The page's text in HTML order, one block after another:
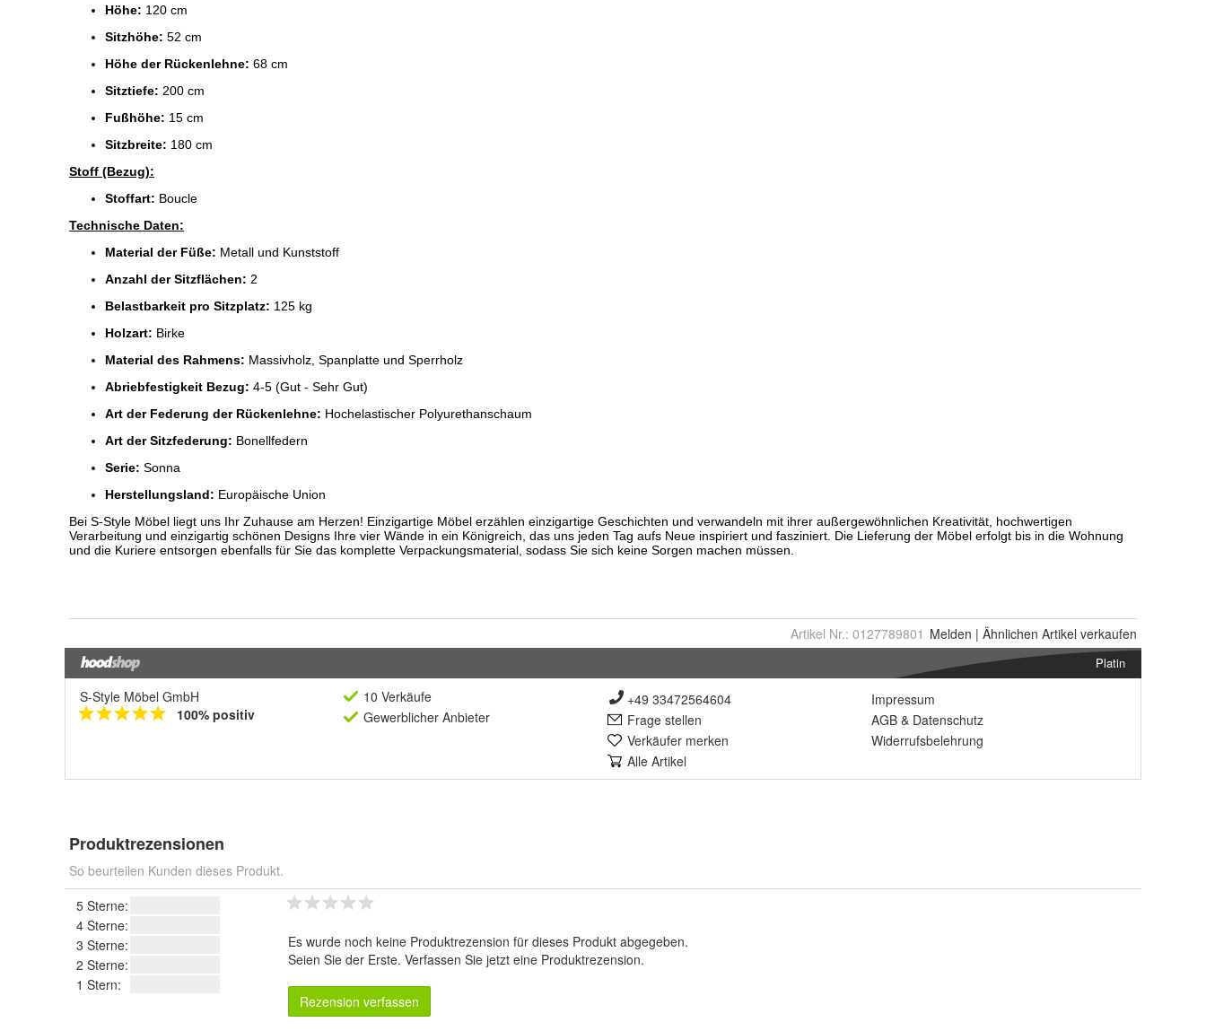
Artikel Nr.: 0127789801 Melden | Ähnlichen Artikel verkaufen
Platin
S-Style Möbel GmbH
100% positiv
10 Verkäufe
Gewerblicher Anbieter
+49 33472564604
Frage stellen
Verkäufer merken
Alle Artikel
Impressum
AGB & Datenschutz
Widerrufsbelehrung
Produktrezensionen
So beurteilen Kunden dieses Produkt.
5 Sterne:
4 Sterne:
3 Sterne:
2 Sterne:
1 Stern:
Es wurde noch keine Produktrezension für dieses Produkt abgegeben.
Seien Sie der Erste. Verfassen Sie jetzt eine Produktrezension.
Rezension verfassen